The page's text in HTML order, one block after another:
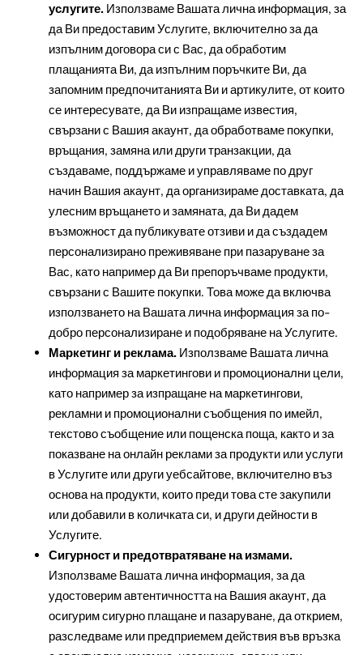
услугите. Използваме Вашата лична информация, за
да Ви предоставим Услугите, включително за да
изпълним договора си с Вас, да обработим
плащанията Ви, да изпълним поръчките Ви, да
запомним предпочитанията Ви и артикулите, от които
се интересувате, да Ви изпращаме известия,
свързани с Вашия акаунт, да обработваме покупки,
връщания, замяна или други транзакции, да
създаваме, поддържаме и управляваме по друг
начин Вашия акаунт, да организираме доставката, да
улесним връщането и замяната, да Ви дадем
възможност да публикувате отзиви и да създадем
персонализирано преживяване при пазаруване за
Вас, като например да Ви препоръчваме продукти,
свързани с Вашите покупки. Това може да включва
използването на Вашата лична информация за по-
добро персонализиране и подобряване на Услугите.
Маркетинг и реклама. Използваме Вашата лична
информация за маркетингови и промоционални цели,
като например за изпращане на маркетингови,
рекламни и промоционални съобщения по имейл,
текстово съобщение или пощенска поща, както и за
показване на онлайн реклами за продукти или услуги
в Услугите или други уебсайтове, включително въз
основа на продукти, които преди това сте закупили
или добавили в количката си, и други дейности в
Услугите.
Сигурност и предотвратяване на измами.
Използваме Вашата лична информация, за да
удостоверим автентичността на Вашия акаунт, да
осигурим сигурно плащане и пазаруване, да открием,
разследваме или предприемем действия във връзка